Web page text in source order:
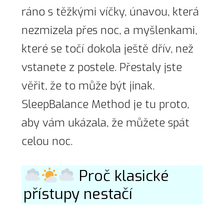
ráno s těžkými víčky, únavou, která
nezmizela přes noc, a myšlenkami,
které se točí dokola ještě dřív, než
vstanete z postele. Přestaly jste
věřit, že to může být jinak.
SleepBalance Method je tu proto,
aby vám ukázala, že můžete spát
celou noc.
Proč klasické
přístupy nestačí